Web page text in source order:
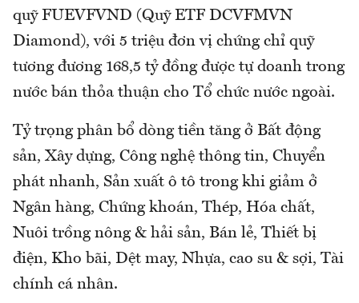
quỹ FUEVFVND (Quỹ ETF DCVFMVN
Diamond), với 5 triệu đơn vị chứng chỉ quỹ
tương đương 168,5 tỷ đồng được tự doanh trong
nước bán thỏa thuận cho Tổ chức nước ngoài.
Tỷ trọng phân bổ dòng tiền tăng ở Bất động
sản, Xây dựng, Công nghệ thông tin, Chuyển
phát nhanh, Sản xuất ô tô trong khi giảm ở
Ngân hàng, Chứng khoán, Thép, Hóa chất,
Nuôi trồng nông & hải sản, Bán lẻ, Thiết bị
điện, Kho bãi, Dệt may, Nhựa, cao su & sợi, Tài
chính cá nhân.